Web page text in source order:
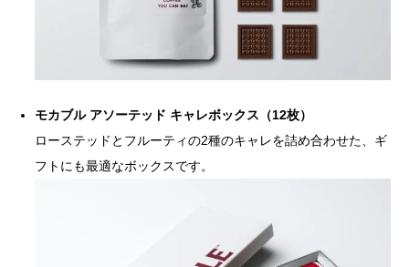
モカブル アソーテッド キャレボックス（12枚）
ローステッドとフルーティの2種のキャレを詰め合わせた、ギ
フトにも最適なボックスです。